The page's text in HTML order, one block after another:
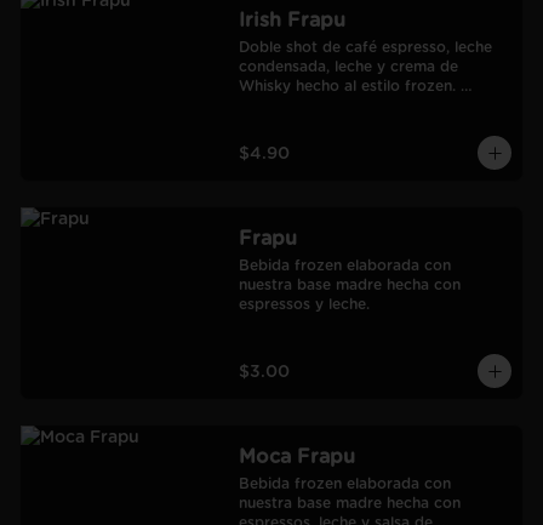
Irish Frapu
Doble shot de café espresso, leche
condensada, leche y crema de
Whisky hecho al estilo frozen.
$4.90
Frapu
Bebida frozen elaborada con
nuestra base madre hecha con
espressos y leche.
$3.00
Moca Frapu
Bebida frozen elaborada con
nuestra base madre hecha con